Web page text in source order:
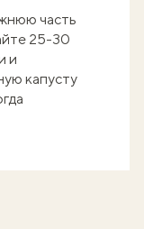
часть
25-30
и
капусту